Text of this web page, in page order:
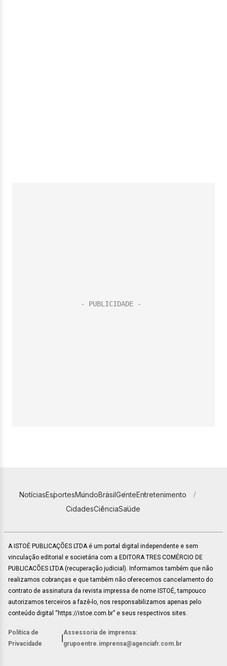
NotíciasEsportesMundoBrasilGenteEntretenimento
CidadesCiênciaSaúde
A ISTOÉ PUBLICAÇÕES LTDA é um portal digital independente e sem
vinculação editorial e societária com a EDITORA TRES COMÉRCIO DE
PUBLICACÕES LTDA (recuperação judicial). Informamos também que não
realizamos cobranças e que também não oferecemos cancelamento do
contrato de assinatura da revista impressa de nome ISTOÉ, tampouco
autorizamos terceiros a fazê-lo, nos responsabilizamos apenas pelo
conteúdo digital “https://istoe.com.br” e seus respectivos sites.
Política de
Privacidade
Assessoria de imprensa:
grupoentre.imprensa@agenciafr.com.br